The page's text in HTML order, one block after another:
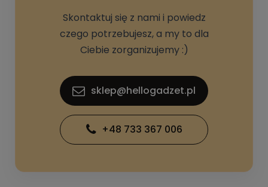
Skontaktuj się z nami i powiedz
czego potrzebujesz, a my to dla
Ciebie zorganizujemy :)
sklep@hellogadzet.pl
+48 733 367 006